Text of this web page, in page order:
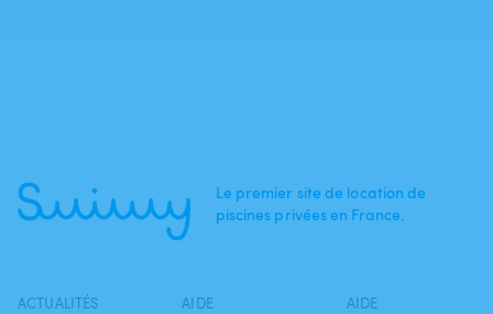
Le premier site de location de
piscines privées en France.
ACTUALITÉS AIDE AIDE